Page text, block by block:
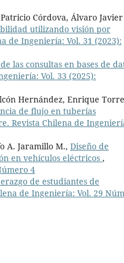
Córdova, Álvaro Javier
utilizando visión por
de Ingeniería: Vol. 31 (2023):
las consultas en bases de
Vol. 33 (2025):
Hernández, Enrique
de flujo en tuberías
Revista Chilena de
A. Jaramillo M., Diseño de
en vehículos eléctricos ,
4
de estudiantes de
de Ingeniería: Vol. 29